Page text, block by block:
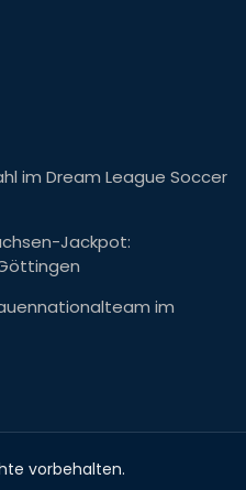
im Dream League Soccer
Jackpot:
im
vorbehalten.